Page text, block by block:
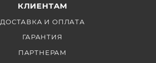
КЛИЕНТАМ
ДОСТАВКА И ОПЛАТА
ГАРАНТИЯ
ПАРТНЕРАМ